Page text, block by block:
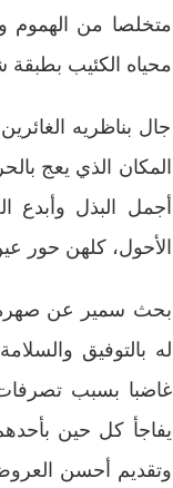
متخلصا من الهموم
محياه الكئيب بطبقة
جال بناظريه
المكان الذي يعج
أجمل البذل وأبدع
الأحول، كلهن حور
بحث سمير عن صهره
له بالتوفيق
غاضبا بسبب
يفاجأ كل حين
وتقديم أحسن العروض